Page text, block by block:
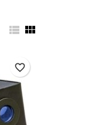
 
favorite_border